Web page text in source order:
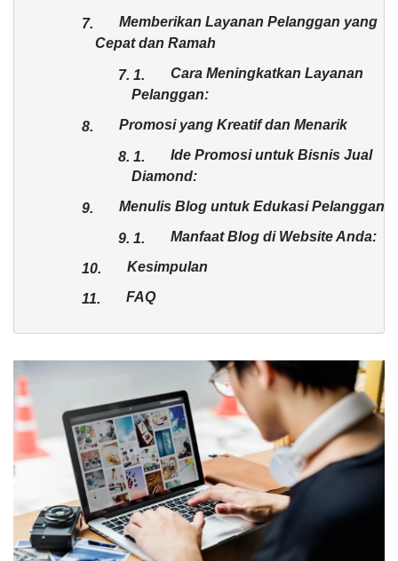
7.
Memberikan Layanan Pelanggan yang
Cepat dan Ramah
7. 1.
Cara Meningkatkan Layanan
Pelanggan:
8. Promosi yang Kreatif dan Menarik
8. 1.
Ide Promosi untuk Bisnis Jual
Diamond:
9. Menulis Blog untuk Edukasi Pelanggan
9. 1. Manfaat Blog di Website Anda:
10. Kesimpulan
11. FAQ